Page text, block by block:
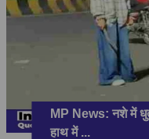
MP News: नशे में धुत
हाथ में ...